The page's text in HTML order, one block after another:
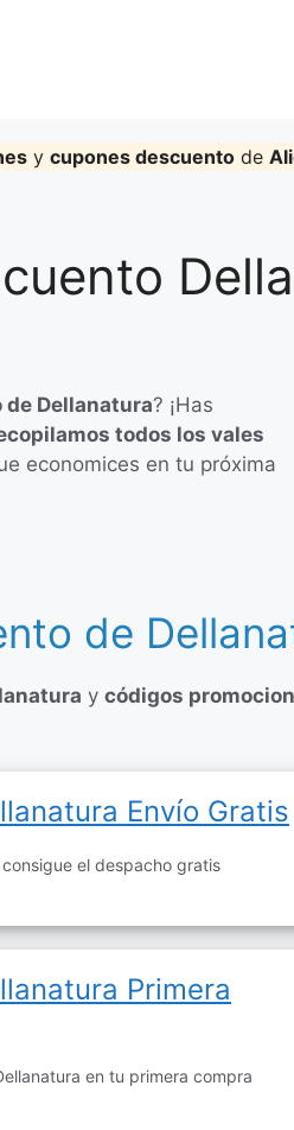
y cupones descuento de
Dellanatura? ¡Has
todos los vales
economices en tu próxima
de
y códigos
Envío Gratis
el despacho gratis
Primera
en tu primera compra